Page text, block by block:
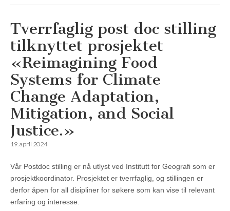
Tverrfaglig post doc stilling
tilknyttet prosjektet
«Reimagining Food
Systems for Climate
Change Adaptation,
Mitigation, and Social
Justice.»
19. april 2024
Vår Postdoc stilling er nå utlyst ved Institutt for Geografi som er
prosjektkoordinator. Prosjektet er tverrfaglig, og stillingen er
derfor åpen for all disipliner for søkere som kan vise til relevant
erfaring og interesse.